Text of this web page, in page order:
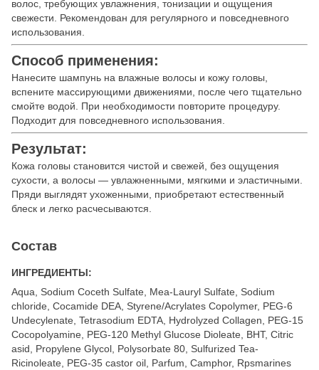
волос, требующих увлажнения, тонизации и ощущения
свежести. Рекомендован для регулярного и повседневного
использования.
Способ применения:
Нанесите шампунь на влажные волосы и кожу головы,
вспените массирующими движениями, после чего тщательно
смойте водой. При необходимости повторите процедуру.
Подходит для повседневного использования.
Результат:
Кожа головы становится чистой и свежей, без ощущения
сухости, а волосы — увлажненными, мягкими и эластичными.
Пряди выглядят ухоженными, приобретают естественный
блеск и легко расчесываются.
Состав
ИНГРЕДИЕНТЫ:
Aqua, Sodium Coceth Sulfate, Mea-Lauryl Sulfate, Sodium
chloride, Cocamide DEA, Styrene/Acrylates Copolymer, PEG-6
Undecylenate, Tetrasodium EDTA, Hydrolyzed Collagen, PEG-15
Cocopolyamine, PEG-120 Methyl Glucose Dioleate, BHT, Citric
asid, Propylene Glycol, Polysorbate 80, Sulfurized Tea-
Ricinoleate, PEG-35 castor oil, Parfum, Camphor, Rpsmarines